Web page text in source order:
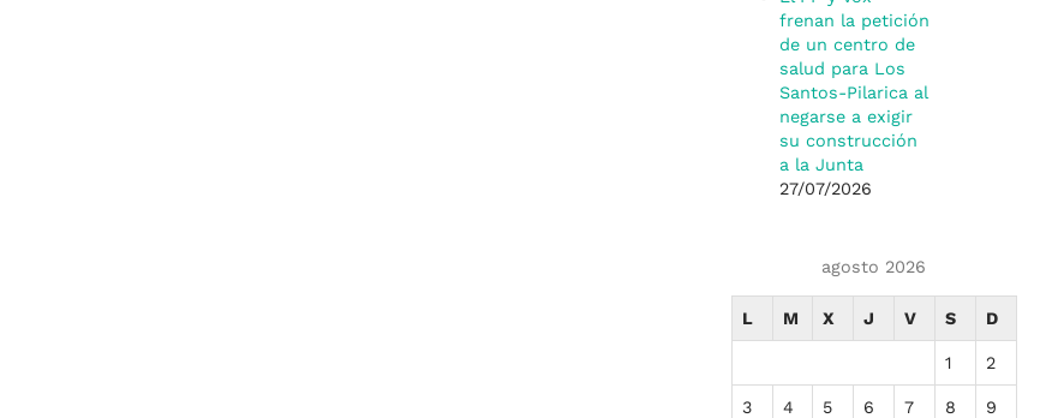
frenan la petición
de un centro de
salud para Los
Santos-Pilarica al
negarse a exigir
su construcción
a la Junta
27/07/2026
agosto 2026
L M X J V S D
1 2
3 4 5 6 7 8 9